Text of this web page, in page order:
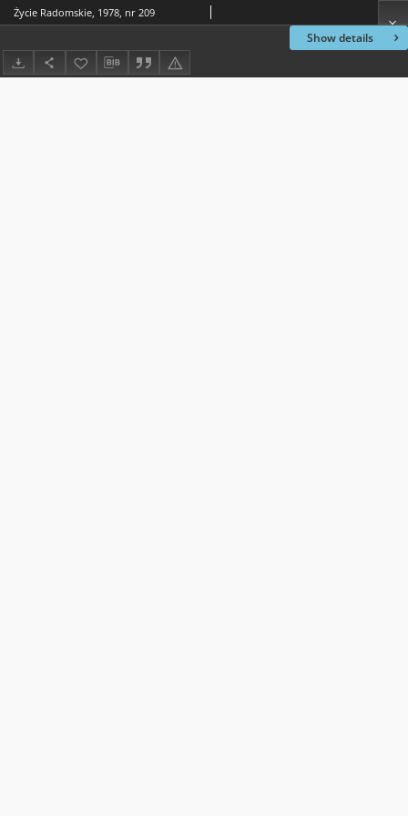
Show details
Życie Radomskie, 1978, nr 209